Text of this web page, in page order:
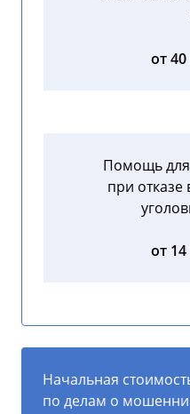
от
Помощь
при
от
Начальная
по делам о